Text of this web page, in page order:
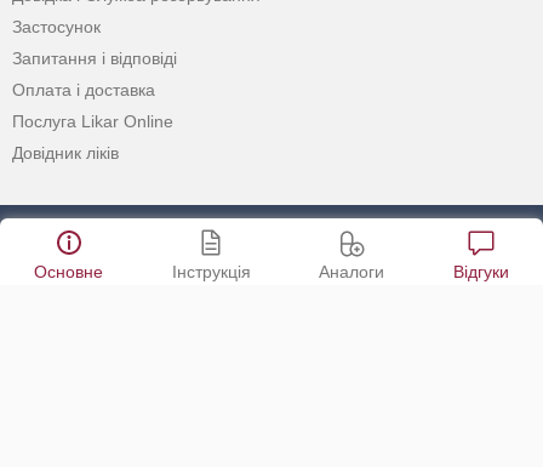
Основне Інструкція Аналоги Відгуки
Застосунок
Запитання і відповіді
Оплата і доставка
Послуга Likar Online
Довідник ліків
САМОЛІКУВАННЯ МОЖЕ